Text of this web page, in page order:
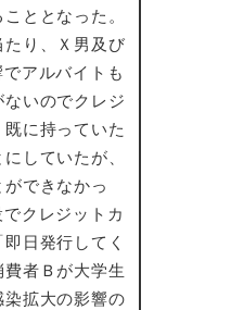
ととなった。
り、Ｘ男及び
アルバイトも
いのでクレジ
に持っていた
していたが、
ができなかっ
クレジットカ
日発行してく
者Ｂが大学生
染拡大の影響の